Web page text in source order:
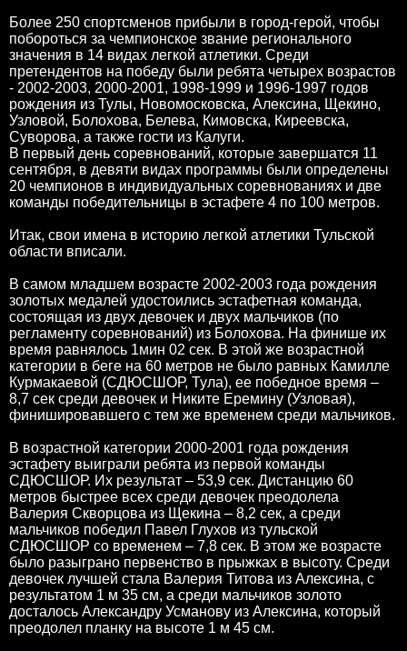
Более 250 спортсменов прибыли в город-герой, чтобы
побороться за чемпионское звание регионального
значения в 14 видах легкой атлетики. Среди
претендентов на победу были ребята четырех возрастов
- 2002-2003, 2000-2001, 1998-1999 и 1996-1997 годов
рождения из Тулы, Новомосковска, Алексина, Щекино,
Узловой, Болохова, Белева, Кимовска, Киреевска,
Суворова, а также гости из Калуги.
В первый день соревнований, которые завершатся 11
сентября, в девяти видах программы были определены
20 чемпионов в индивидуальных соревнованиях и две
команды победительницы в эстафете 4 по 100 метров.
Итак, свои имена в историю легкой атлетики Тульской
области вписали.
В самом младшем возрасте 2002-2003 года рождения
золотых медалей удостоились эстафетная команда,
состоящая из двух девочек и двух мальчиков (по
регламенту соревнований) из Болохова. На финише их
время равнялось 1мин 02 сек. В этой же возрастной
категории в беге на 60 метров не было равных Камилле
Курмакаевой (СДЮСШОР, Тула), ее победное время –
8,7 сек среди девочек и Никите Еремину (Узловая),
финишировавшего с тем же временем среди мальчиков.
В возрастной категории 2000-2001 года рождения
эстафету выиграли ребята из первой команды
СДЮСШОР. Их результат – 53,9 сек. Дистанцию 60
метров быстрее всех среди девочек преодолела
Валерия Скворцова из Щекина – 8,2 сек, а среди
мальчиков победил Павел Глухов из тульской
СДЮСШОР со временем – 7,8 сек. В этом же возрасте
было разыграно первенство в прыжках в высоту. Среди
девочек лучшей стала Валерия Титова из Алексина, с
результатом 1 м 35 см, а среди мальчиков золото
досталось Александру Усманову из Алексина, который
преодолел планку на высоте 1 м 45 см.